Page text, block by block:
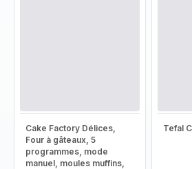
Cake Factory Délices,
Four à gâteaux, 5
programmes, mode
manuel, moules muffins,
Tefal